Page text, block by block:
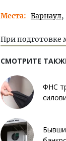
Места Барнаул
При подготовке
СМОТРИТЕ
ФНС